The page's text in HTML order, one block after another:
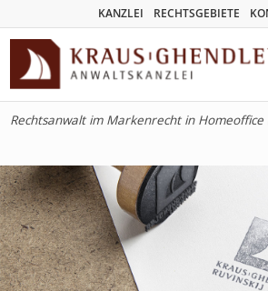
KANZLEI RECHTSGEBIETE
Rechtsanwalt im Markenrecht in Homeoffice